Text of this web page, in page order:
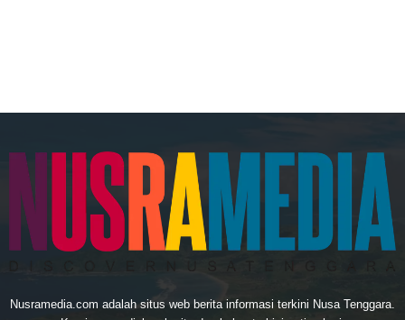
Nusramedia.com adalah situs web berita informasi terkini Nusa Tenggara.